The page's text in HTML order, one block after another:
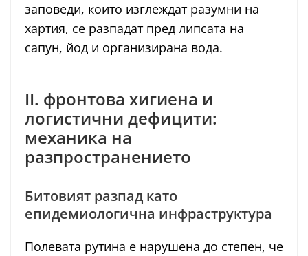
заповеди, които изглеждат разумни на
хартия, се разпадат пред липсата на
сапун, йод и организирана вода.
II. фронтова хигиена и
логистични дефицити:
механика на
разпространението
Битовият разпад като
епидемиологична инфраструктура
Полевата рутина е нарушена до степен, че